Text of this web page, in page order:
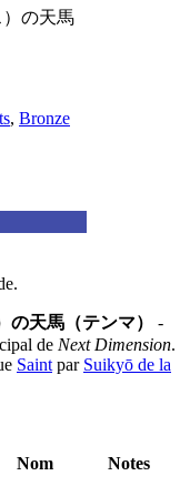
の天馬
, Bronze
の天馬（テンマ）
-
de Next Dimension.
Saint par Suikyō de la
Nom Notes